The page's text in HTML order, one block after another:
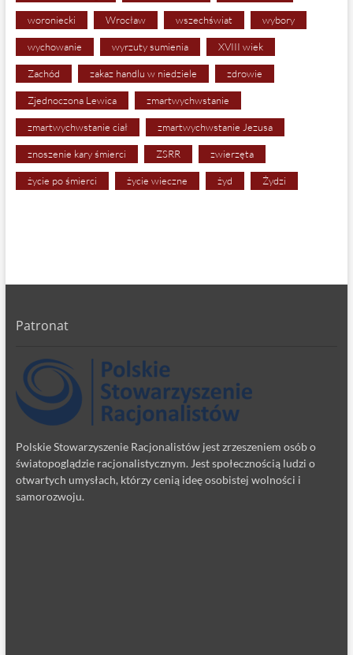
woroniecki Wrocław wszechświat wybory
wychowanie wyrzuty sumienia XVIII wiek
Zachód zakaz handlu w niedziele zdrowie
Zjednoczona Lewica zmartwychwstanie
zmartwychwstanie ciał zmartwychwstanie Jezusa
znoszenie kary śmierci ZSRR zwierzęta
życie po śmierci życie wieczne żyd Żydzi
Patronat
Polskie Stowarzyszenie Racjonalistów jest zrzeszeniem osób o
światopoglądzie racjonalistycznym. Jest społecznością ludzi o
otwartych umysłach, którzy cenią ideę osobistej wolności i
samorozwoju.